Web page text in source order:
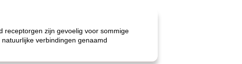
receptorgen zijn gevoelig voor sommige
verbindingen genaamd